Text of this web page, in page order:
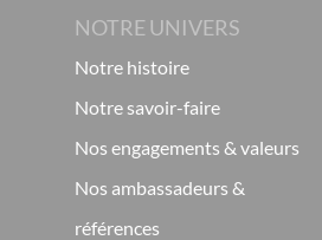
NOTRE UNIVERS
notre histoire
notre savoir-faire
nos engagements & valeurs
nos ambassadeurs &
références